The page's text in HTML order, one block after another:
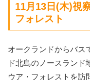
11月13日(木)視
フォレスト
オークランドからバス
ド北島のノースランド
ウア・フォレストを訪